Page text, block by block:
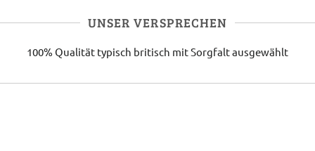
UNSER VERSPRECHEN
100% Qualität typisch britisch mit Sorgfalt ausgewählt